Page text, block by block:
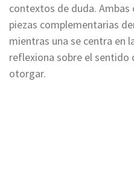
contextos de duda.
piezas complementarias
mientras una se centra en
reflexiona sobre el sentido
otorgar.